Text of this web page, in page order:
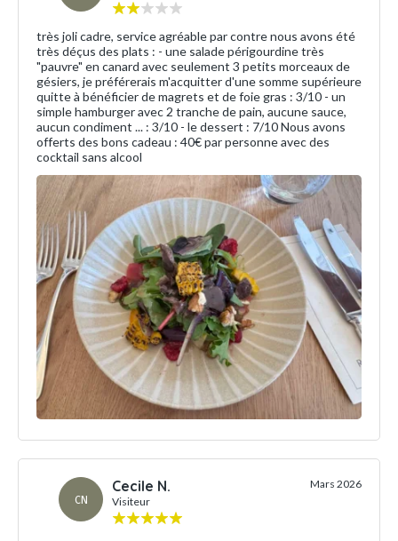
très joli cadre, service agréable par contre nous avons été
très déçus des plats : - une salade périgourdine très
"pauvre" en canard avec seulement 3 petits morceaux de
gésiers, je préférerais m'acquitter d'une somme supérieure
quitte à bénéficier de magrets et de foie gras : 3/10 - un
simple hamburger avec 2 tranche de pain, aucune sauce,
aucun condiment ... : 3/10 - le dessert : 7/10 Nous avons
offerts des bons cadeau : 40€ par personne avec des
cocktail sans alcool
CN
Cecile N.
Visiteur
Mars 2026